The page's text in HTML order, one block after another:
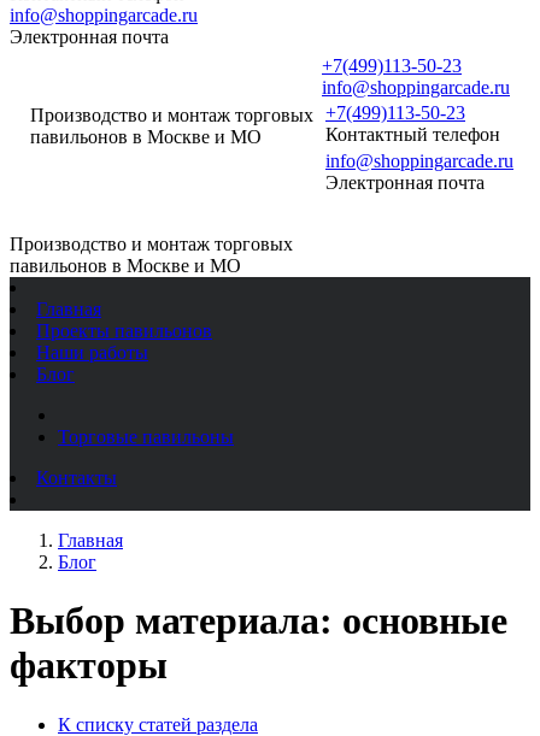
info@shoppingarcade.ru
Электронная почта
Производство и монтаж торговых
павильонов в Москве и МО
+7(499)113-50-23
info@shoppingarcade.ru
+7(499)113-50-23
Контактный телефон
info@shoppingarcade.ru
Электронная почта
Производство и монтаж торговых
павильонов в Москве и МО
Главная
Проекты павильонов
Наши работы
Блог
Торговые павильоны
Контакты
Главная
Блог
Выбор материала: основные
факторы
К списку статей раздела